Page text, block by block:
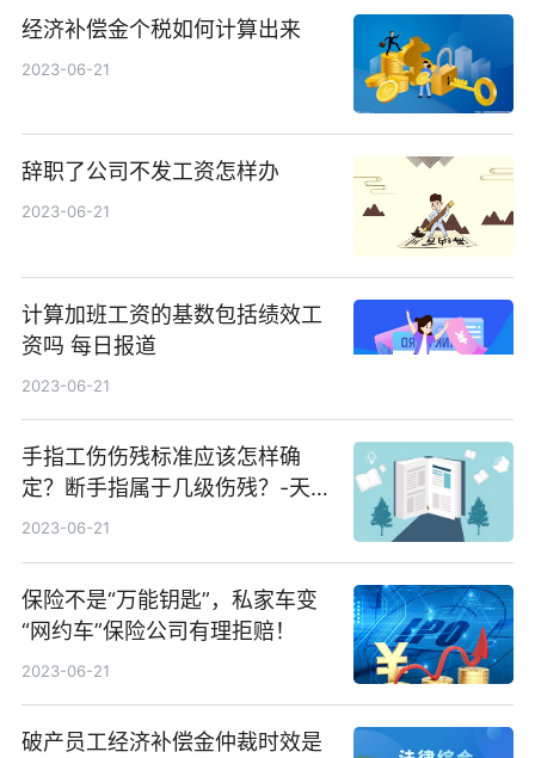
经济补偿金个税如何计算出来
2023-06-21
辞职了公司不发工资怎样办
2023-06-21
计算加班工资的基数包括绩效工
资吗 每日报道
2023-06-21
手指工伤伤残标准应该怎样确
定？断手指属于几级伤残？-天天
观焦点
2023-06-21
保险不是“万能钥匙”，私家车变
“网约车”保险公司有理拒赔！
2023-06-21
破产员工经济补偿金仲裁时效是